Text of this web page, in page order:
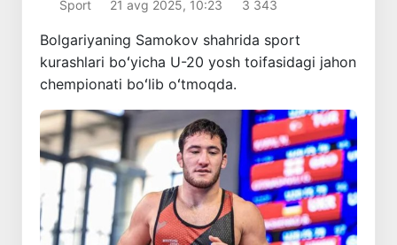
Sport 21 avg 2025, 10:23 3 343
Bolgariyaning Samokov shahrida sport
kurashlari boʻyicha U-20 yosh toifasidagi jahon
chempionati boʻlib oʻtmoqda.